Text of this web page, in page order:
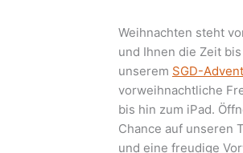
Weihnachten steht
und Ihnen die Zeit
unserem SGD-
vorweihnachtliche
bis hin zum iPad.
Chance auf unseren
und eine freudige